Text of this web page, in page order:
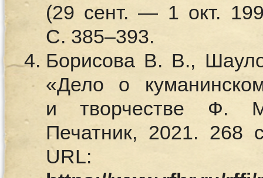
(29 сент. — 1 окт.
С. 385–393.
Борисова В. В.,
«Дело о
и творчестве Ф.
Печатник, 2021. 268
URL: